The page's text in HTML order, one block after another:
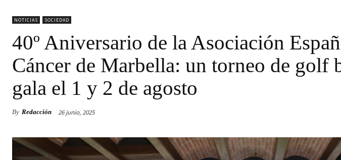
NOTICIAS SOCIEDAD
40º Aniversario de la Asociación
Cáncer de Marbella: un torneo de golf
gala el 1 y 2 de agosto
By Redacción 26 junio, 2025